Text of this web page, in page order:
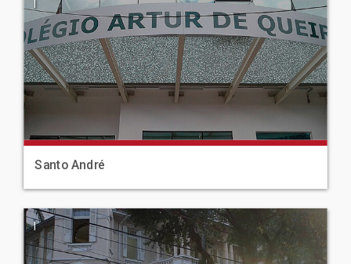
|
Santo André
|